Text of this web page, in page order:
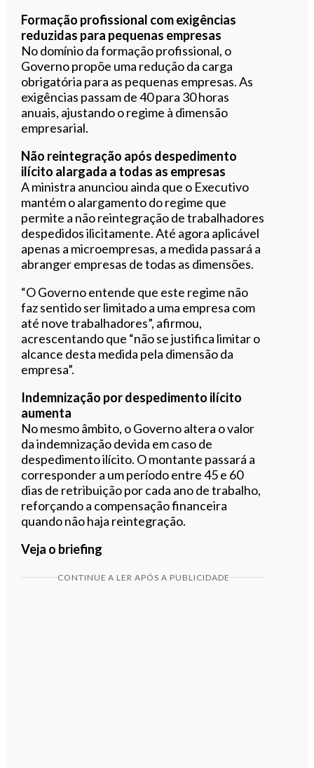
Formação profissional com exigências
reduzidas para pequenas empresas
No domínio da formação profissional, o
Governo propõe uma redução da carga
obrigatória para as pequenas empresas. As
exigências passam de 40 para 30 horas
anuais, ajustando o regime à dimensão
empresarial.
Não reintegração após despedimento
ilícito alargada a todas as empresas
A ministra anunciou ainda que o Executivo
mantém o alargamento do regime que
permite a não reintegração de trabalhadores
despedidos ilicitamente. Até agora aplicável
apenas a microempresas, a medida passará a
abranger empresas de todas as dimensões.
“O Governo entende que este regime não
faz sentido ser limitado a uma empresa com
até nove trabalhadores”, afirmou,
acrescentando que “não se justifica limitar o
alcance desta medida pela dimensão da
empresa”.
Indemnização por despedimento ilícito
aumenta
No mesmo âmbito, o Governo altera o valor
da indemnização devida em caso de
despedimento ilícito. O montante passará a
corresponder a um período entre 45 e 60
dias de retribuição por cada ano de trabalho,
reforçando a compensação financeira
quando não haja reintegração.
Veja o briefing
CONTINUE A LER APÓS A PUBLICIDADE